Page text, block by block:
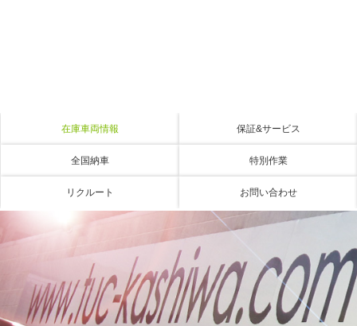
在庫車両情報 保証&サービス
全国納車 特別作業
リクルート お問い合わせ